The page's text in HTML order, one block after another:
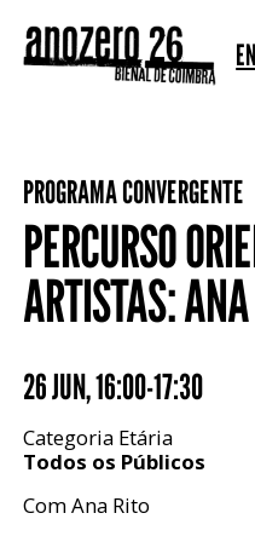
PROGRAMA CONVERGENTE
PERCURSO
ARTISTAS:
26 JUN,16:00-17:30
Categoria Etária
Todos os Públicos
Com Ana Rito